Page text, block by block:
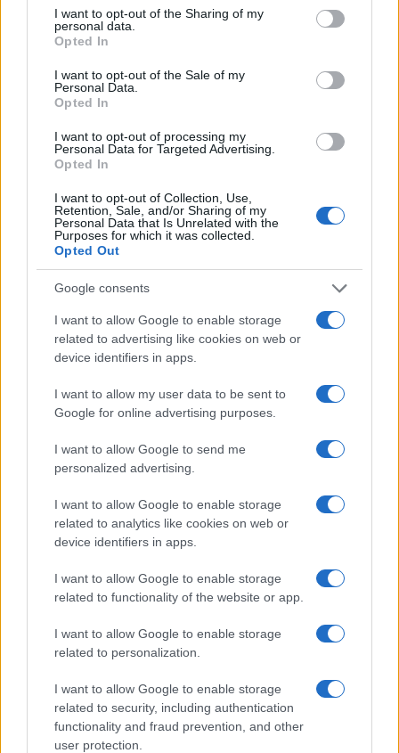
not limited to your visit or usage behaviour. You may click to
grant or deny consent to Google and its third-party tags to
use your data for below specified purposes in below Google
consent section.
I want to opt-out of the Sharing of my
personal data.
Opted In
I want to opt-out of the Sale of my
Personal Data.
Opted In
I want to opt-out of processing my
Personal Data for Targeted Advertising.
Opted In
I want to opt-out of Collection, Use,
Retention, Sale, and/or Sharing of my
Personal Data that Is Unrelated with the
Purposes for which it was collected.
Opted Out
Google consents
I want to allow Google to enable storage
related to advertising like cookies on web or
device identifiers in apps.
I want to allow my user data to be sent to
Google for online advertising purposes.
I want to allow Google to send me
personalized advertising.
I want to allow Google to enable storage
related to analytics like cookies on web or
device identifiers in apps.
I want to allow Google to enable storage
related to functionality of the website or app.
I want to allow Google to enable storage
related to personalization.
I want to allow Google to enable storage
related to security, including authentication
functionality and fraud prevention, and other
user protection.
Condividi l'articolo
F
a
ce
b
o
o
k
T
w
it
te
r
Pi
n
te
re
st
W
h
at
A
p
p
S
h
a
Articolo precedente
Prossimo articolo
NOTIZIE RECENTI
Sangue, musica e solidarietà con Avis Olbia al
Delta Center
Meteo Olbia 9 agosto, temperature in calo
Salmo finisce in ospedale a Catania, ma il tour
va avanti: “Sicilia, ci sono”
Jovanotti, Gabry Ponte e Alfa: Olbia ombelico del
Giorgia Meloni a La Maddalena, la vicesindaco:
“Orgoglio e discrezione per visita privata̶…